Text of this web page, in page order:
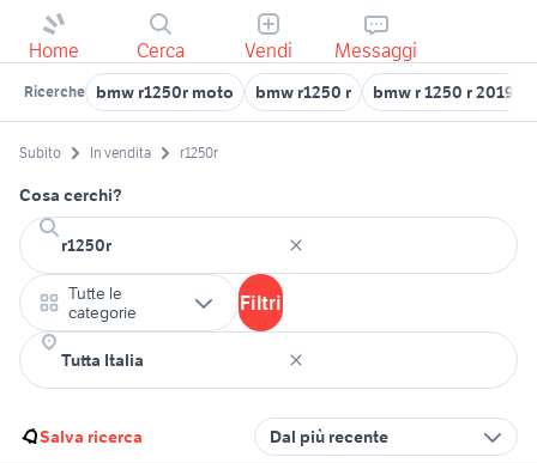
Home Cerca Vendi Messaggi
Ricerche bmw r1250r moto bmw r1250 r bmw r 1250 r 2019
Subito In vendita r1250r
Cosa cerchi?
Tutte le
categorie
Filtri
Salva ricerca Dal più recente